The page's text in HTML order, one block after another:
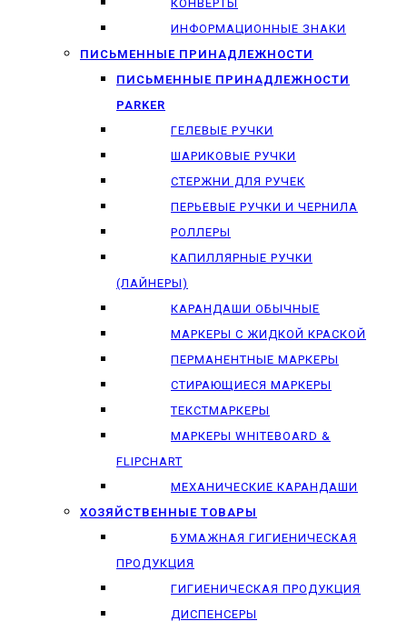
КОНВЕРТЫ
ИНФОРМАЦИОННЫЕ ЗНАКИ
ПИСЬМЕННЫЕ ПРИНАДЛЕЖНОСТИ
ПИСЬМЕННЫЕ ПРИНАДЛЕЖНОСТИ
PARKER
ГЕЛЕВЫЕ РУЧКИ
ШАРИКОВЫЕ РУЧКИ
СТЕРЖНИ ДЛЯ РУЧЕК
ПЕРЬЕВЫЕ РУЧКИ И ЧЕРНИЛА
РОЛЛЕРЫ
КАПИЛЛЯРНЫЕ РУЧКИ
(ЛАЙНЕРЫ)
КАРАНДАШИ ОБЫЧНЫЕ
МАРКЕРЫ C ЖИДКОЙ КРАСКОЙ
ПЕРМАНЕНТНЫЕ МАРКЕРЫ
СТИРАЮЩИЕСЯ МАРКЕРЫ
ТЕКСТМАРКЕРЫ
МАРКЕРЫ WHITEBOARD &
FLIPCHART
МЕХАНИЧЕСКИЕ КАРАНДАШИ
ХОЗЯЙСТВЕННЫЕ ТОВАРЫ
БУМАЖНАЯ ГИГИЕНИЧЕСКАЯ
ПРОДУКЦИЯ
ГИГИЕНИЧЕСКАЯ ПРОДУКЦИЯ
ДИСПЕНСЕРЫ